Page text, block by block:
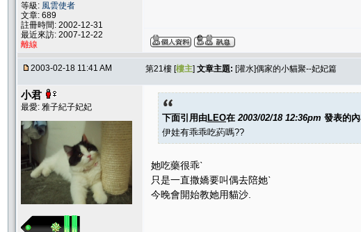
等級: 風雲使者
文章: 689
註冊時間: 2002-12-31
最近來訪: 2007-12-22
離線
2003-02-18 11:41 AM 第21樓 [樓主] 文章主題: [灌水]偶家的小貓聚--妃妃篇
小君
最愛: 雅子紀子妃妃
下面引用由LEO在 2003/02/18 12:36pm 發表的內
伊娃有乖乖吃葯嗎??
她吃藥很乖ˋ
只是一直撒嬌要叫偶去陪她ˋ
今晚會開始教她用貓沙.